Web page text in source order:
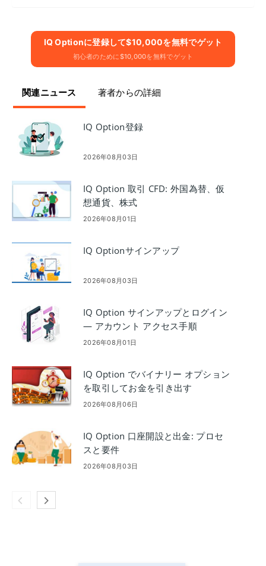
IQ Optionに​​登録して$10,000を無料でゲット
初心者のために$10,000を無料でゲット
関連ニュース 著者からの詳細
IQ Option登録
2026年08月03日
IQ Option 取引 CFD: 外国為替、仮
想通貨、株式
2026年08月01日
IQ Optionサインアップ
2026年08月03日
IQ Option サインアップとログイン
— アカウント アクセス手順
2026年08月01日
IQ Option でバイナリー オプション
を取引してお金を引き出す
2026年08月06日
IQ Option 口座開設と出金: プロセ
スと要件
2026年08月03日